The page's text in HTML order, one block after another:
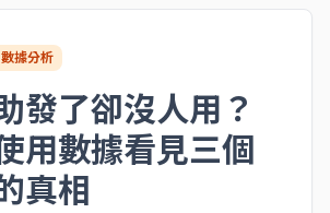
據分析
發了卻沒人用？
用數據看見三個
真相